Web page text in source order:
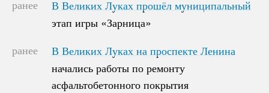
ранее
В Великих Луках прошёл муниципальный
этап игры «Зарница»
В Великих Луках прошёл муниципальный
этап игры «Зарница»
ранее
В Великих Луках на проспекте Ленина
начались работы по ремонту
асфальтобетонного покрытия
В Великих Луках на проспекте Ленина
начались работы по ремонту
асфальтобетонного покрытия